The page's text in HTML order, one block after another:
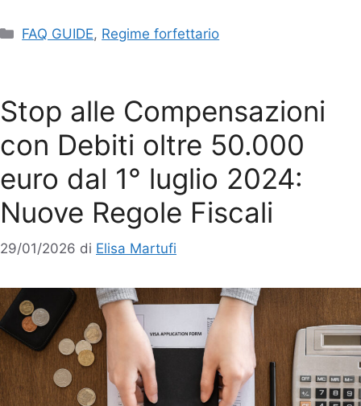
FAQ GUIDE, Regime forfettario
Stop alle Compensazioni
con Debiti oltre 50.000
euro dal 1° luglio 2024:
Nuove Regole Fiscali
29/01/2026 di Elisa Martufi